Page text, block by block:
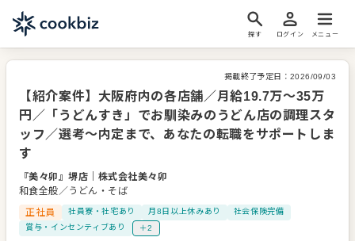
探す ログイン メニュー
掲載終了予定日： 2026/09/03
【紹介案件】大阪府内の各店舗／月給19.7万～35万
円／「うどんすき」でお馴染みのうどん店の調理スタ
ッフ／選考～内定まで、あなたの転職をサポートしま
す
『美々卯』堺店
株式会社美々卯
和食全般／うどん・そば
正社員
社員寮・社宅あり 月8日以上休みあり
社会保険完備
賞与・インセンティブあり
＋2